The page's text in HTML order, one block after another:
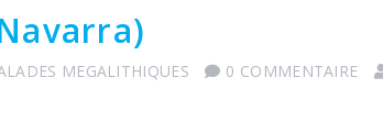
MEGALITHIQUES 0 COMMENTAIRE